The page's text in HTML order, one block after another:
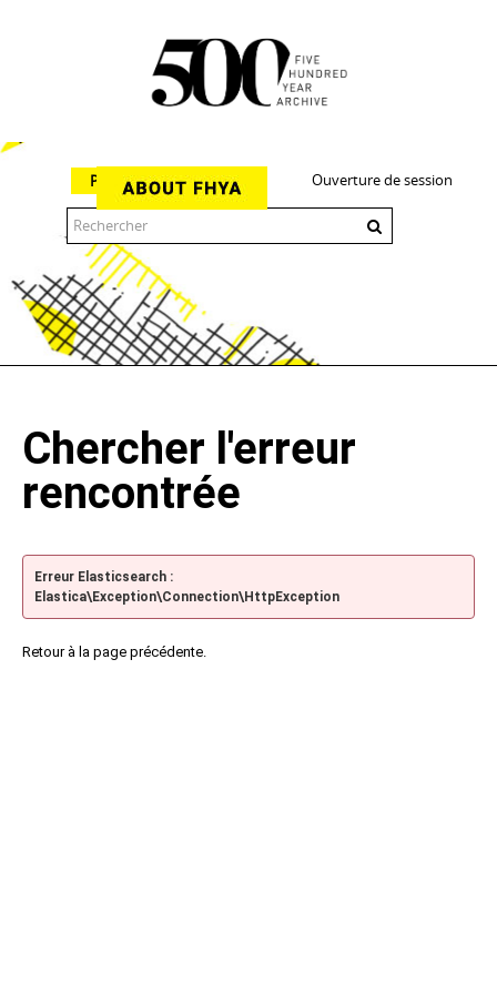
Ouverture de session
Parcourir
Chercher l'erreur
rencontrée
Erreur Elasticsearch :
Elastica\Exception\Connection\HttpException
Retour à la page précédente.